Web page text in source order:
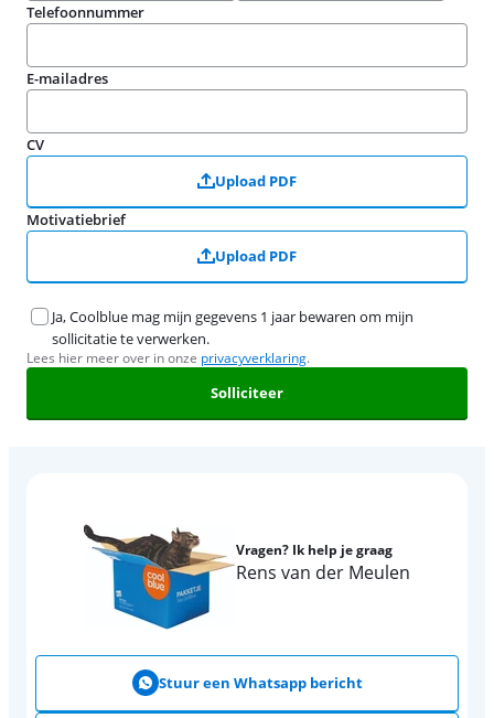
Telefoonnummer
E-mailadres
CV
Upload PDF
Motivatiebrief
Upload PDF
Ja, Coolblue mag mijn gegevens 1 jaar bewaren om mijn
sollicitatie te verwerken.
Lees hier meer over in onze privacyverklaring.
Solliciteer
Vragen? Ik help je graag
Rens van der Meulen
Stuur een Whatsapp bericht